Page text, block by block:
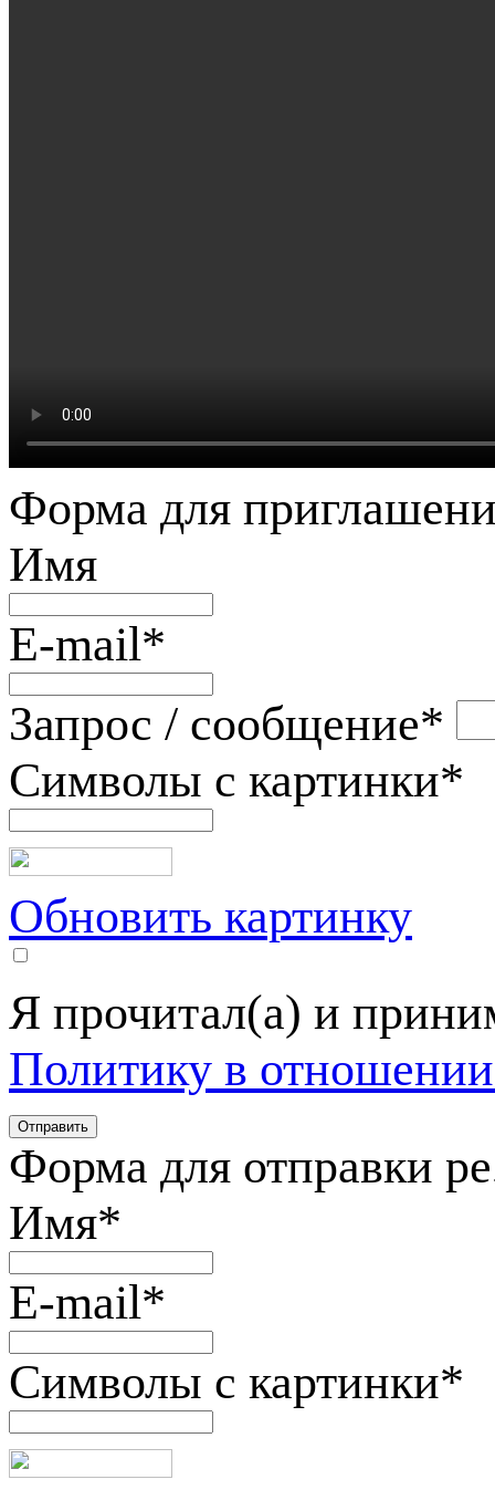
Форма для
Имя
E-mail*
Запрос / сообщение*
Символы с картинки*
Обновить картинку
Я прочитал(а) и
Политику в
Форма для отправки
Имя*
E-mail*
Символы с картинки*